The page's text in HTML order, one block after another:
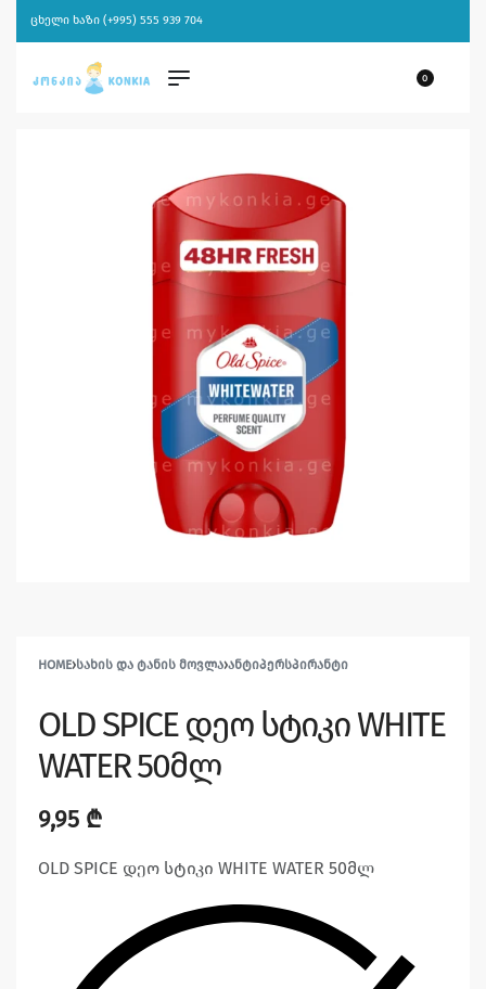
ცხელი ხაზი (+995) 555 939 704
0
HOME›ᲡᲐᲮᲘᲡ ᲓᲐ ᲢᲐᲜᲘᲡ ᲛᲝᲕᲚᲐ›ᲐᲜᲢᲘᲞᲔᲠᲡᲞᲘᲠᲐᲜᲢᲘ
OLD SPICE დეო სტიკი WHITE
WATER 50მლ
9,95 ₾
OLD SPICE დეო სტიკი WHITE WATER 50მლ